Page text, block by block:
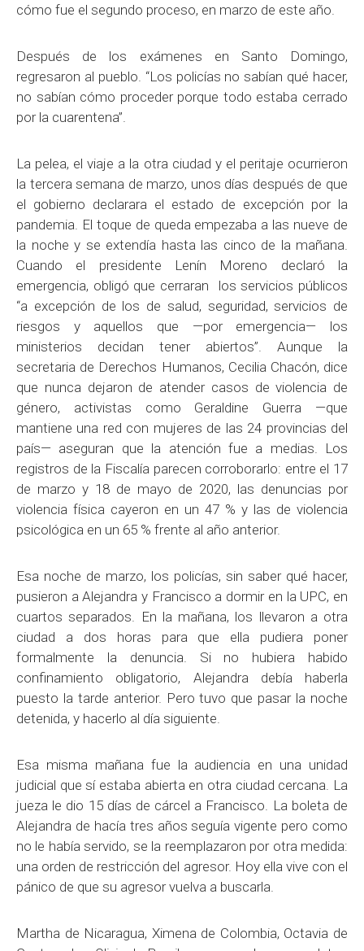
cómo fue el segundo proceso, en marzo de este año.
Después de los exámenes en Santo Domingo,
regresaron al pueblo. “Los policías no sabían qué hacer,
no sabían cómo proceder porque todo estaba cerrado
por la cuarentena”.
La pelea, el viaje a la otra ciudad y el peritaje ocurrieron
la tercera semana de marzo, unos días después de que
el gobierno declarara el estado de excepción por la
pandemia. El toque de queda empezaba a las nueve de
la noche y se extendía hasta las cinco de la mañana.
Cuando el presidente Lenín Moreno declaró la
emergencia, obligó que cerraran los servicios públicos
“a excepción de los de salud, seguridad, servicios de
riesgos y aquellos que —por emergencia— los
ministerios decidan tener abiertos”. Aunque la
secretaria de Derechos Humanos, Cecilia Chacón, dice
que nunca dejaron de atender casos de violencia de
género, activistas como Geraldine Guerra —que
mantiene una red con mujeres de las 24 provincias del
país— aseguran que la atención fue a medias. Los
registros de la Fiscalía parecen corroborarlo: entre el 17
de marzo y 18 de mayo de 2020, las denuncias por
violencia física cayeron en un 47 % y las de violencia
psicológica en un 65 % frente al año anterior.
Esa noche de marzo, los policías, sin saber qué hacer,
pusieron a Alejandra y Francisco a dormir en la UPC, en
cuartos separados. En la mañana, los llevaron a otra
ciudad a dos horas para que ella pudiera poner
formalmente la denuncia. Si no hubiera habido
confinamiento obligatorio, Alejandra debía haberla
puesto la tarde anterior. Pero tuvo que pasar la noche
detenida, y hacerlo al día siguiente.
Esa misma mañana fue la audiencia en una unidad
judicial que sí estaba abierta en otra ciudad cercana. La
jueza le dio 15 días de cárcel a Francisco. La boleta de
Alejandra de hacía tres años seguía vigente pero como
no le había servido, se la reemplazaron por otra medida:
una orden de restricción del agresor. Hoy ella vive con el
pánico de que su agresor vuelva a buscarla.
Martha de Nicaragua, Ximena de Colombia, Octavia de